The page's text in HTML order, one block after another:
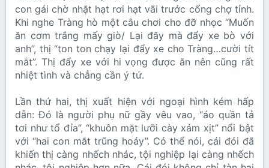
con gái chờ nhặt hạt rơi hạt vãi trước cổng chợ tỉnh.
Khi nghe Tràng hò một câu chơi cho đỡ nhọc “Muốn
ăn cơm trắng mấy giò/ Lại đây mà đẩy xe bò với
anh”, thị “ton ton chạy lại đẩy xe cho Tràng…cười tít
mắt”. Thị đẩy xe với hi vọng được ăn nên cũng rất
nhiệt tình và chẳng cần ý tứ.
Lần thứ hai, thị xuất hiện với ngoại hình kém hấp
dẫn: Đó là người phụ nữ gầy vêu vao, “áo quần tả
tơi như tổ đỉa”, “khuôn mặt lưỡi cày xám xịt” nổi bật
với “hai con mắt trũng hoáy”. Có thể nói, cái đói đã
khiến thị càng nhếch nhác, tội nghiệp lại càng nhếch